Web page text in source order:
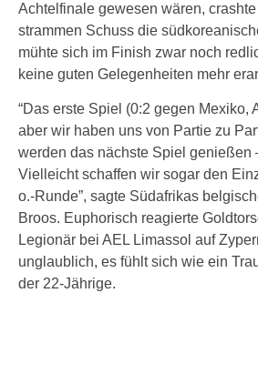
Achtelfinale gewesen wären,
strammen Schuss die
mühte sich im Finish zwar noch
keine guten Gelegenheiten mehr
“Das erste Spiel (0:2 gegen Mexiko,
aber wir haben uns von Partie zu
werden das nächste Spiel genießen
Vielleicht schaffen wir sogar den
o.-Runde”, sagte Südafrikas
Broos. Euphorisch reagierte
Legionär bei AEL Limassol auf
unglaublich, es fühlt sich wie ein
der 22-Jährige.